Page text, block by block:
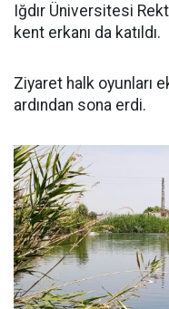
Iğdır Üniversitesi
kent erkanı da katıldı.
Ziyaret halk oyunları
ardından sona erdi.